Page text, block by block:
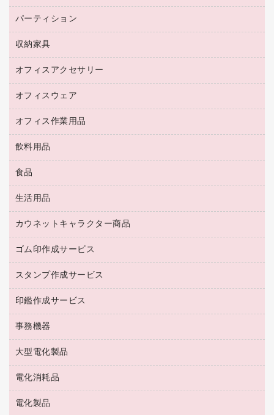
コピー用紙
ネットワーク／ＬＡＮ機器
ネットワーク／ＬＡＮアクセサリー
セキュリティ用品
ＵＳＢハブ／ＵＳＢアクセサリー
ＯＡフィルター
ＯＡクリーナー／エアダスター
ＨＤＤ／ＳＳＤ
ディスプレイモニター
デジタルカメラ
スキャナー
コピー機
メディア収納用品
オフィスチェア
ミーティングテーブル
デスク
カウンター
パーティション
ホワイトボード・黒板
収納家具
保管庫・書庫
ロッカー・下駄箱
その他収納
オフィスアクセサリー
オフィスアクセサリー
オフィスウェア
医療・介護・ワーキングウェア
ブラウス・シャツ
アウター
オフィス作業用品
養生用品
防災用品
防災用備蓄食品・飲料
台車・脚立
倉庫収納用品
作業用雑貨
梱包用品
梱包用テープ
園芸用品
ペット用品
飲料用品
緑茶飲料
茶葉・インスタント
紅茶・バラエティ飲料
レギュラーコーヒー
ミルク・シュガー
ソフトドリンク
コーヒーメーカー・備品
インスタントコーヒー
食品
食品
菓子
生活用品
浴室用品
台所用洗剤
掃除用品
掃除用洗剤
洗濯用品
消臭・芳香剤
殺虫剤
飲食用消耗品
カウネットキャラクター商品
カウネットキャラクター商品
ゴム印作成サービス
ゴム印作成サービス
ゴム印（一行印）作成サービス
ゴム印（フリーサイズ印）作成サービス
スタンプ作成サービス
シヤチハタスタンプ作成サービス
カウネットスタンプ作成サービス
印鑑作成サービス
印鑑作成サービス
事務機器
大型シュレッダー（共配）
レーザーポインター
ラミネートフィルム
ラミネータ
大型電化製品
冷蔵庫・キッチン・調理家電
テレビ・ＡＶ機器
電化消耗品
電球・蛍光灯
電化製品